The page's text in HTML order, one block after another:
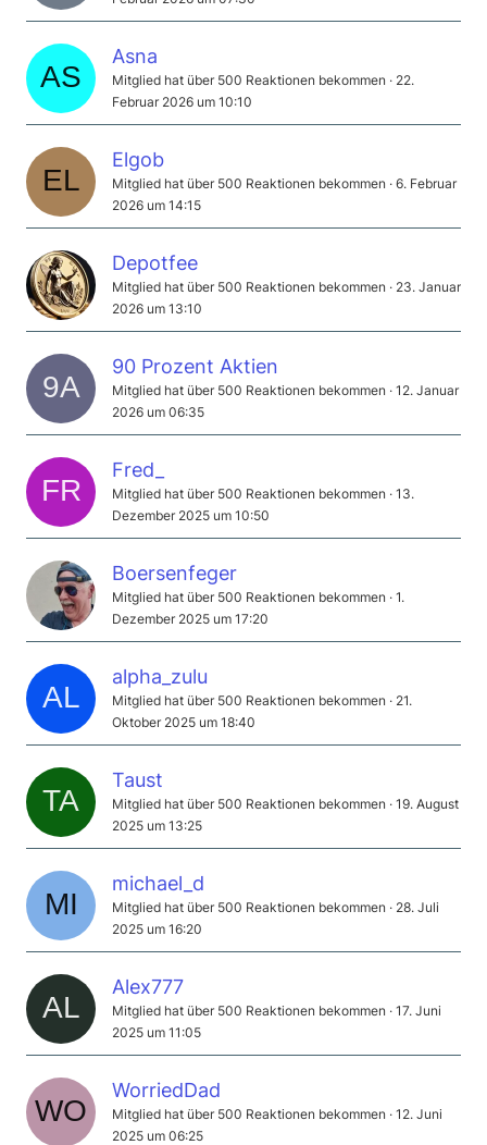
Asna
Mitglied hat über 500 Reaktionen bekommen
22.
Februar 2026 um 10:10
Elgob
Mitglied hat über 500 Reaktionen bekommen
6. Februar
2026 um 14:15
Depotfee
Mitglied hat über 500 Reaktionen bekommen
23. Januar
2026 um 13:10
90 Prozent Aktien
Mitglied hat über 500 Reaktionen bekommen
12. Januar
2026 um 06:35
Fred_
Mitglied hat über 500 Reaktionen bekommen
13.
Dezember 2025 um 10:50
Boersenfeger
Mitglied hat über 500 Reaktionen bekommen
1.
Dezember 2025 um 17:20
alpha_zulu
Mitglied hat über 500 Reaktionen bekommen
21.
Oktober 2025 um 18:40
Taust
Mitglied hat über 500 Reaktionen bekommen
19. August
2025 um 13:25
michael_d
Mitglied hat über 500 Reaktionen bekommen
28. Juli
2025 um 16:20
Alex777
Mitglied hat über 500 Reaktionen bekommen
17. Juni
2025 um 11:05
WorriedDad
Mitglied hat über 500 Reaktionen bekommen
12. Juni
2025 um 06:25